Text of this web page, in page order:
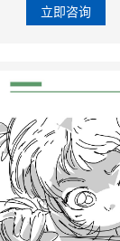
立即咨询